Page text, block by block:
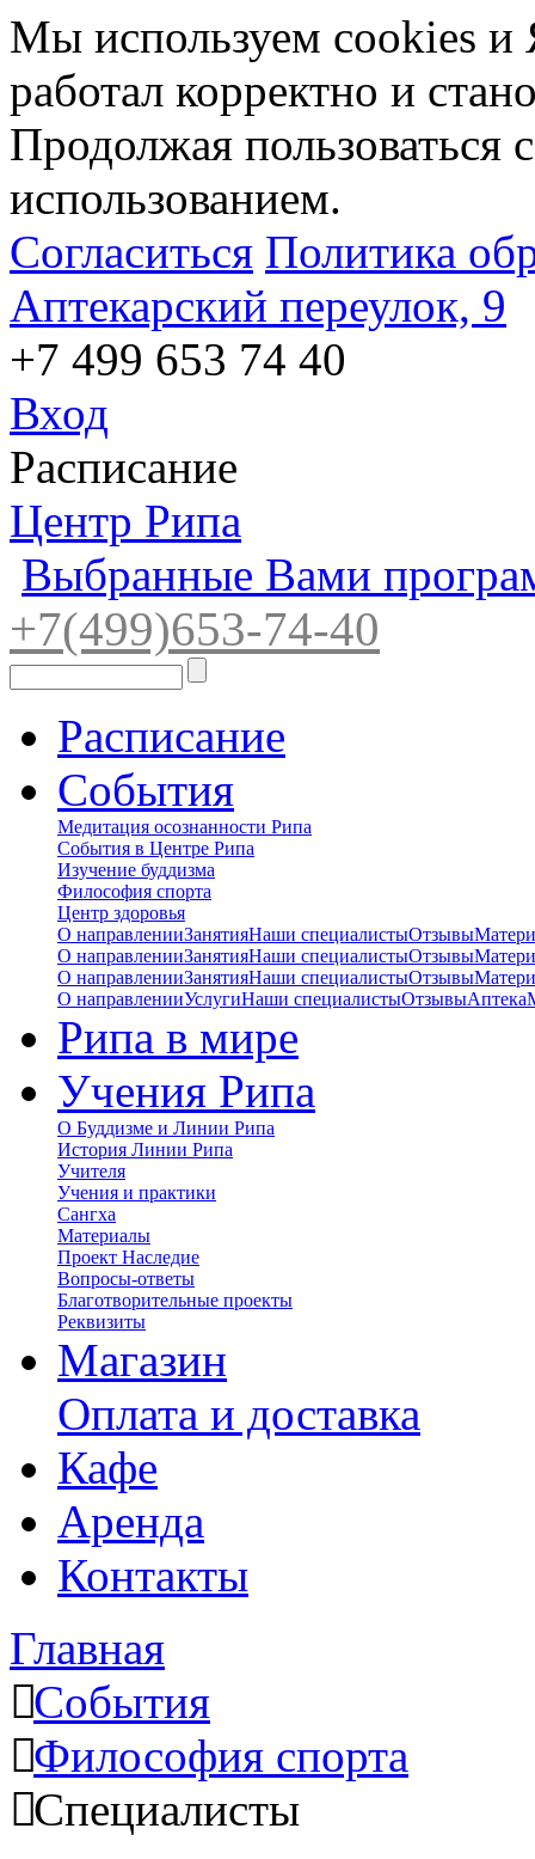
Мы используем cookies и
работал корректно и
Продолжая пользоваться
использованием.
Согласиться Политика
Аптекарский переулок, 9
+7 499 653 74 40
Вход
Расписание
Центр Рипа
Выбранные Вами
+7(499)653-74-40
Расписание
События
Медитация осознанности Рипа
События в Центре Рипа
Изучение буддизма
Философия спорта
Центр здоровья
О направленииЗанятияНаши специалистыОтзывы
О направленииЗанятияНаши специалистыОтзывы
О направленииЗанятияНаши специалистыОтзывы
О направленииУслугиНаши специалистыОтзывыАптека
Рипа в мире
Учения Рипа
О Буддизме и Линии Рипа
История Линии Рипа
Учителя
Учения и практики
Сангха
Материалы
Проект Наследие
Вопросы-ответы
Благотворительные проекты
Реквизиты
Магазин
Оплата и доставка
Кафе
Аренда
Контакты
Главная
События
Философия спорта
Специалисты